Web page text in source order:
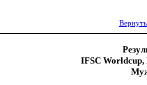
IFSC Worldcup,